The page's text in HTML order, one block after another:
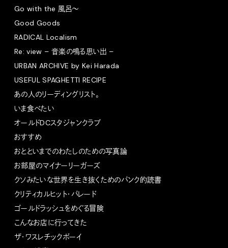
Go with the 風呂〜
Good Goods
RADICAL Localism
Re: view – 音楽の鳴る思い出 –
URBAN ARCHIVE by Kei Harada
USEFUL SPAGHETTI RECIPE
あの人のリーディングリスト。
いま食べたい
オールドDCスタジャンクラブ
おすすめ
おとといまでのわたしのための写真論
お部屋のマイナーリーガーズ
クソみたいな世界を生き抜くためのパンク的読書
クリティカルヒット・パレード
ゴールドラッシュをめぐる冒険
こんなお店に行ってきた
ザ・ワスレチックボーイ